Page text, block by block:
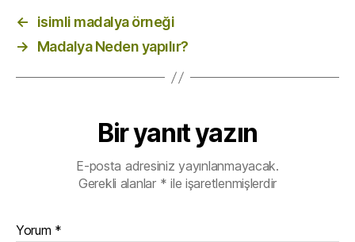
←
isimli madalya örneği
→
Madalya Neden yapılır?
Bir yanıt yazın
E-posta adresiniz yayınlanmayacak.
Gerekli alanlar * ile işaretlenmişlerdir
Yorum *